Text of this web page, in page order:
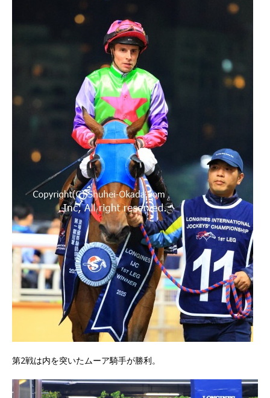
第2戦は内を突いたムーア騎手が勝利。